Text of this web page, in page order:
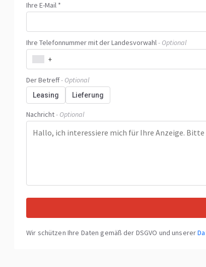
Ihre E-Mail *
Ihre Telefonnummer mit der Landesvorwahl- Optional
+
Der Betreff- Optional
Leasing Lieferung
Nachricht- Optional
Wir schützen Ihre Daten gemäß der DSGVO und unserer